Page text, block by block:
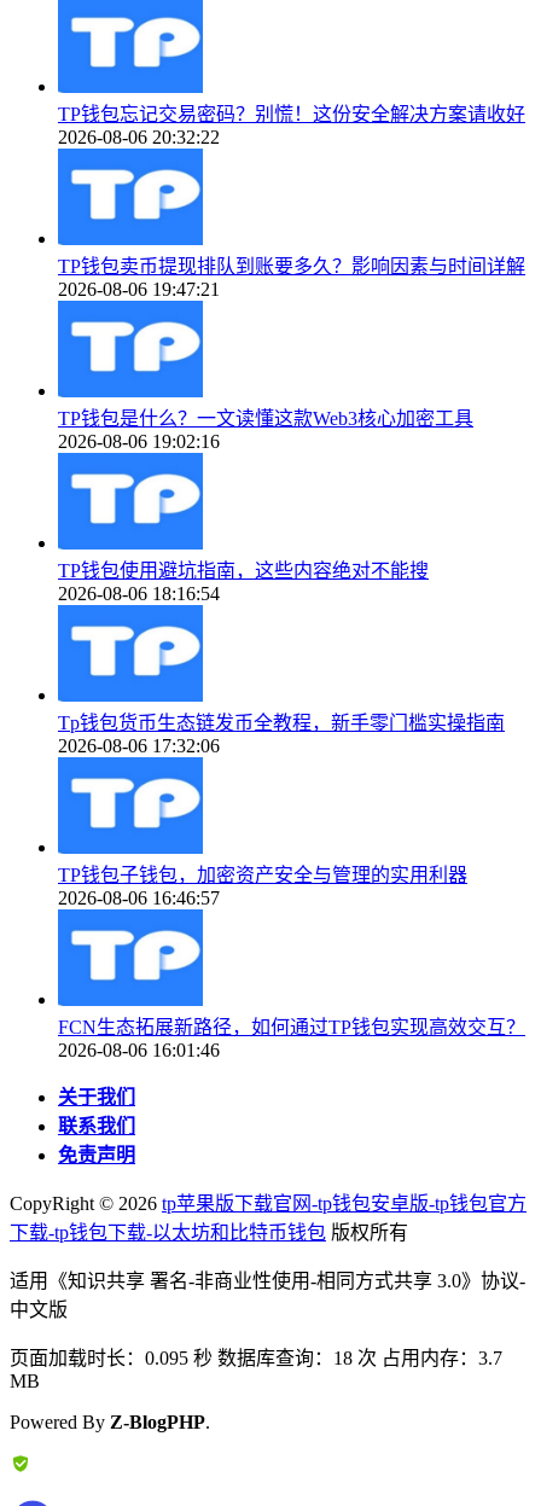
TP钱包忘记交易密码？别慌！这份安全解决方案请收好
2026-08-06 20:32:22
TP钱包卖币提现排队到账要多久？影响因素与时间详解
2026-08-06 19:47:21
TP钱包是什么？一文读懂这款Web3核心加密工具
2026-08-06 19:02:16
TP钱包使用避坑指南，这些内容绝对不能搜
2026-08-06 18:16:54
Tp钱包货币生态链发币全教程，新手零门槛实操指南
2026-08-06 17:32:06
TP钱包子钱包，加密资产安全与管理的实用利器
2026-08-06 16:46:57
FCN生态拓展新路径，如何通过TP钱包实现高效交互？
2026-08-06 16:01:46
关于我们
联系我们
免责声明
CopyRight © 2026 tp苹果版下载官网-tp钱包安卓版-tp钱包官方
下载-tp钱包下载-以太坊和比特币钱包 版权所有
适用《知识共享 署名-非商业性使用-相同方式共享 3.0》协议-
中文版
页面加载时长：0.095 秒 数据库查询：18 次 占用内存：3.7
MB
Powered By Z-BlogPHP.